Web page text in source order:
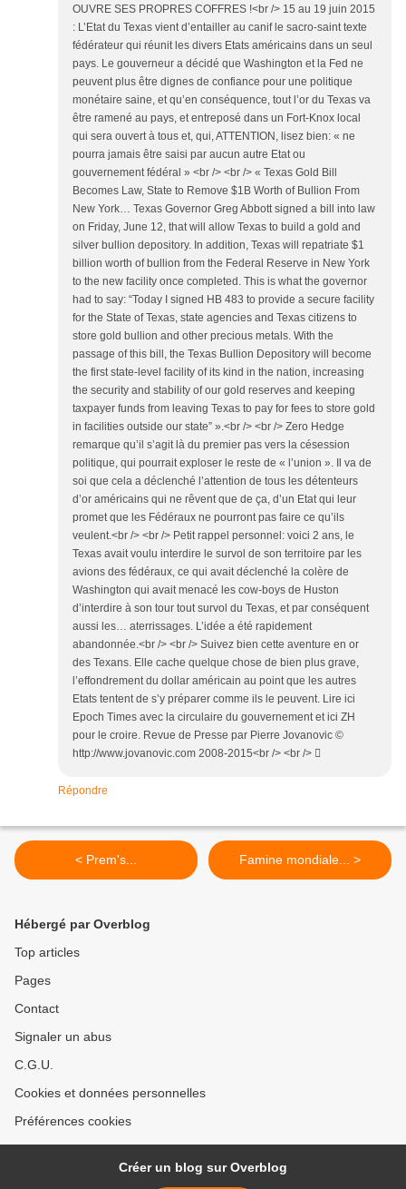
OUVRE SES PROPRES COFFRES !<br /> 15 au 19 juin 2015
: L’Etat du Texas vient d’entailler au canif le sacro-saint texte
fédérateur qui réunit les divers Etats américains dans un seul
pays. Le gouverneur a décidé que Washington et la Fed ne
peuvent plus être dignes de confiance pour une politique
monétaire saine, et qu’en conséquence, tout l’or du Texas va
être ramené au pays, et entreposé dans un Fort-Knox local
qui sera ouvert à tous et, qui, ATTENTION, lisez bien: « ne
pourra jamais être saisi par aucun autre Etat ou
gouvernement fédéral » <br /> <br /> « Texas Gold Bill
Becomes Law, State to Remove $1B Worth of Bullion From
New York… Texas Governor Greg Abbott signed a bill into law
on Friday, June 12, that will allow Texas to build a gold and
silver bullion depository. In addition, Texas will repatriate $1
billion worth of bullion from the Federal Reserve in New York
to the new facility once completed. This is what the governor
had to say: “Today I signed HB 483 to provide a secure facility
for the State of Texas, state agencies and Texas citizens to
store gold bullion and other precious metals. With the
passage of this bill, the Texas Bullion Depository will become
the first state-level facility of its kind in the nation, increasing
the security and stability of our gold reserves and keeping
taxpayer funds from leaving Texas to pay for fees to store gold
in facilities outside our state” ».<br /> <br /> Zero Hedge
remarque qu’il s’agit là du premier pas vers la césession
politique, qui pourrait exploser le reste de « l’union ». Il va de
soi que cela a déclenché l’attention de tous les détenteurs
d’or américains qui ne rêvent que de ça, d’un Etat qui leur
promet que les Fédéraux ne pourront pas faire ce qu’ils
veulent.<br /> <br /> Petit rappel personnel: voici 2 ans, le
Texas avait voulu interdire le survol de son territoire par les
avions des fédéraux, ce qui avait déclenché la colère de
Washington qui avait menacé les cow-boys de Huston
d’interdire à son tour tout survol du Texas, et par conséquent
aussi les… aterrissages. L’idée a été rapidement
abandonnée.<br /> <br /> Suivez bien cette aventure en or
des Texans. Elle cache quelque chose de bien plus grave,
l’effondrement du dollar américain au point que les autres
Etats tentent de s’y préparer comme ils le peuvent. Lire ici
Epoch Times avec la circulaire du gouvernement et ici ZH
pour le croire. Revue de Presse par Pierre Jovanovic ©
http://www.jovanovic.com 2008-2015<br /> <br /> 
Répondre
< Prem's... Famine mondiale... >
Hébergé par Overblog
Top articles
Pages
Contact
Signaler un abus
C.G.U.
Cookies et données personnelles
Préférences cookies
Créer un blog sur Overblog